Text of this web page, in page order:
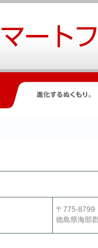
〒775-8799
徳島県海部